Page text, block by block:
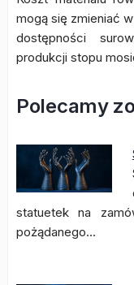
mogą się zmieniać
dostępności
produkcji stopu
Polecamy
statuetek na
pożądanego…